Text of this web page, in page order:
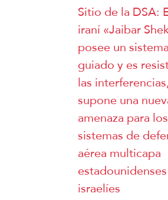
Sitio de la DSA:
iraní «Jaibar
posee un
guiado y es
las
supone una
amenaza para los
sistemas de
aérea multicapa
israelíes